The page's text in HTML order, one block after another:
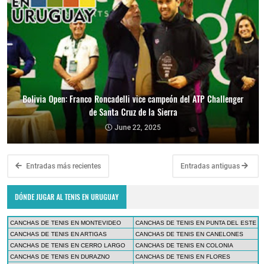
Bolivia Open: Franco Roncadelli vice campeón del ATP Challenger
de Santa Cruz de la Sierra
June 22, 2025
Entradas más recientes Entradas antiguas
DÓNDE JUGAR AL TENIS EN URUGUAY
CANCHAS DE TENIS EN MONTEVIDEO
CANCHAS DE TENIS EN PUNTA DEL ESTE
CANCHAS DE TENIS EN ARTIGAS
CANCHAS DE TENIS EN CANELONES
CANCHAS DE TENIS EN CERRO LARGO
CANCHAS DE TENIS EN COLONIA
CANCHAS DE TENIS EN DURAZNO
CANCHAS DE TENIS EN FLORES